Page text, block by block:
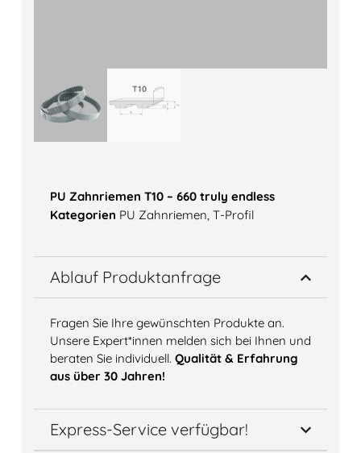
PU Zahnriemen T10 – 660 truly endless
Kategorien PU Zahnriemen, T-Profil
Ablauf Produktanfrage
Fragen Sie Ihre gewünschten Produkte an.
Unsere Expert*innen melden sich bei Ihnen und
beraten Sie individuell. Qualität & Erfahrung
aus über 30 Jahren!
Express-Service verfügbar!